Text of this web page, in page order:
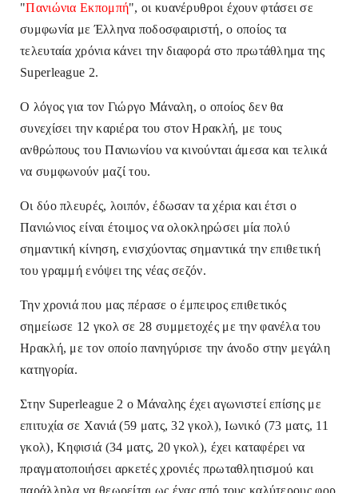
"Πανιώνια Εκπομπή", οι κυανέρυθροι έχουν φτάσει σε
συμφωνία με Έλληνα ποδοσφαιριστή, ο οποίος τα
τελευταία χρόνια κάνει την διαφορά στο πρωτάθλημα της
Superleague 2.
Ο λόγος για τον Γιώργο Μάναλη, ο οποίος δεν θα
συνεχίσει την καριέρα του στον Ηρακλή, με τους
ανθρώπους του Πανιωνίου να κινούνται άμεσα και τελικά
να συμφωνούν μαζί του.
Οι δύο πλευρές, λοιπόν, έδωσαν τα χέρια και έτσι ο
Πανιώνιος είναι έτοιμος να ολοκληρώσει μία πολύ
σημαντική κίνηση, ενισχύοντας σημαντικά την επιθετική
του γραμμή ενόψει της νέας σεζόν.
Την χρονιά που μας πέρασε ο έμπειρος επιθετικός
σημείωσε 12 γκολ σε 28 συμμετοχές με την φανέλα του
Ηρακλή, με τον οποίο πανηγύρισε την άνοδο στην μεγάλη
κατηγορία.
Στην Superleague 2 ο Μάναλης έχει αγωνιστεί επίσης με
επιτυχία σε Χανιά (59 ματς, 32 γκολ), Ιωνικό (73 ματς, 11
γκολ), Κηφισιά (34 ματς, 20 γκολ), έχει καταφέρει να
πραγματοποιήσει αρκετές χρονιές πρωταθλητισμού και
παράλληλα να θεωρείται ως ένας από τους καλύτερους φορ